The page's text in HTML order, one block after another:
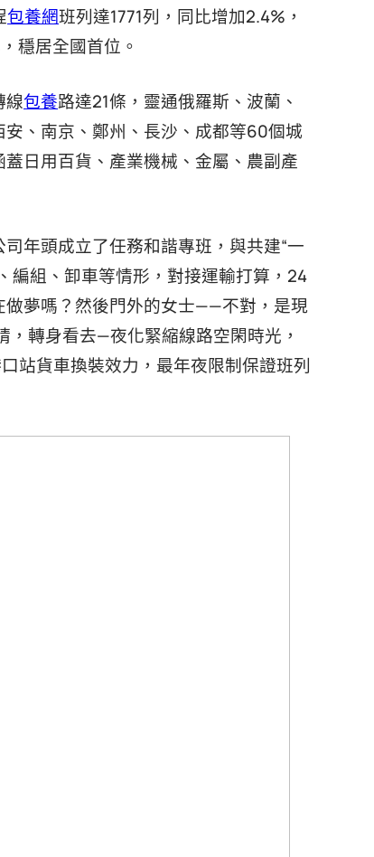
包養網班列達1771列，同比增加2.4%，
穩居全國首位。
線包養路達21條，靈通俄羅斯、波蘭、
、南京、鄭州、長沙、成都等60個城
日用百貨、產業機械、金屬、農副產
年頭成立了任務和諧專班，與共建“一
編組、卸車等情形，對接運輸打算，24
做夢嗎？然後門外的女士——不對，是現
轉身看去—夜化緊縮線路空閑時光，
站貨車換裝效力，最年夜限制保證班列